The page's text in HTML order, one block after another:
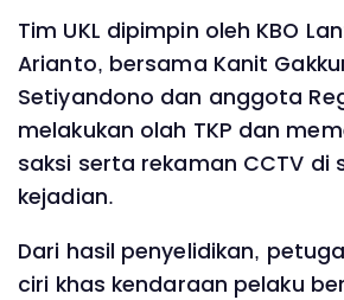
Tim UKL dipimpin oleh KBO
Arianto, bersama Kanit
Setiyandono dan anggota
melakukan olah TKP dan
saksi serta rekaman CCTV di
kejadian.
Dari hasil penyelidikan,
ciri khas kendaraan pelaku